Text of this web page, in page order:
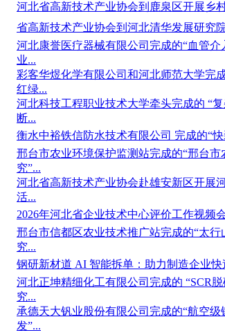
河北省高新技术产业协会到鹿泉区开展乡
省高新技术产业协会到河北清华发展研究
河北康誉医疗器械有限公司完成的“血管
业...
彩客华煜化学有限公司和河北师范大学完
红绿...
河北科技工程职业技术大学牵头完成的 “
断...
衡水中裕铁信防水技术有限公司 完成的“
邢台市农业环境保护监测站完成的“邢台
究”...
河北省高新技术产业协会赴雄安新区开展
活...
2026年河北省企业技术中心评价工作视频
邢台市信都区农业技术推广站完成的“太
究...
钢研新材道 AI 智能拆单：助力制造企业快
河北正坤精细化工有限公司完成的 “SCR
究...
承德天大钒业股份有限公司完成的“航空
发”...